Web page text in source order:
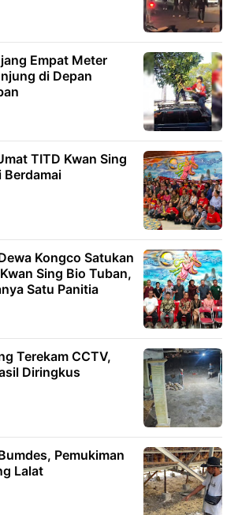
Empat Meter
di Depan
TITD Kwan Sing
Berdamai
Kongco Satukan
Sing Bio Tuban,
Satu Panitia
Terekam CCTV,
Diringkus
Pemukiman
Lalat